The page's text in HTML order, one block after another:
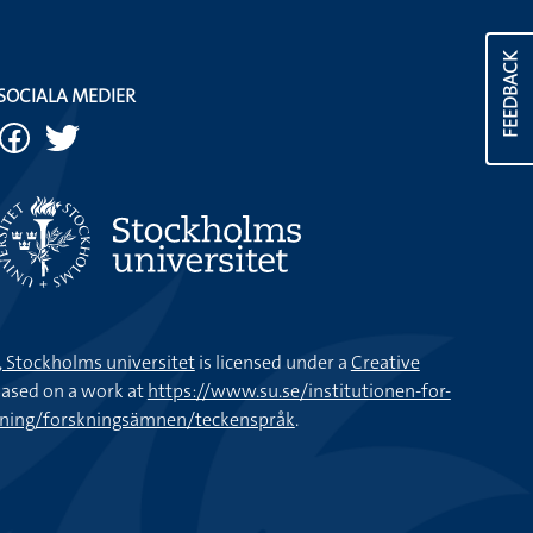
FEEDBACK
MEDIER
universitetis licensed under aCreative
on a work athttps://www.su.se/institutionen-for-
forskningsämnen/teckenspråk.